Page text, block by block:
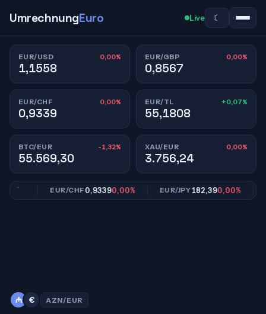
UmrechnungEuro Live ☾
EUR/USD 0,00%
1,1558
EUR/GBP 0,00%
0,8567
EUR/CHF 0,00%
0,9339
EUR/TL +0,07%
55,1808
BTC/EUR -1,32%
55.569,30
XAU/EUR 0,00%
3.756,24
EUR/CHF0,93390,00% EUR/JPY182,390,00%
₼ € AZN/EUR